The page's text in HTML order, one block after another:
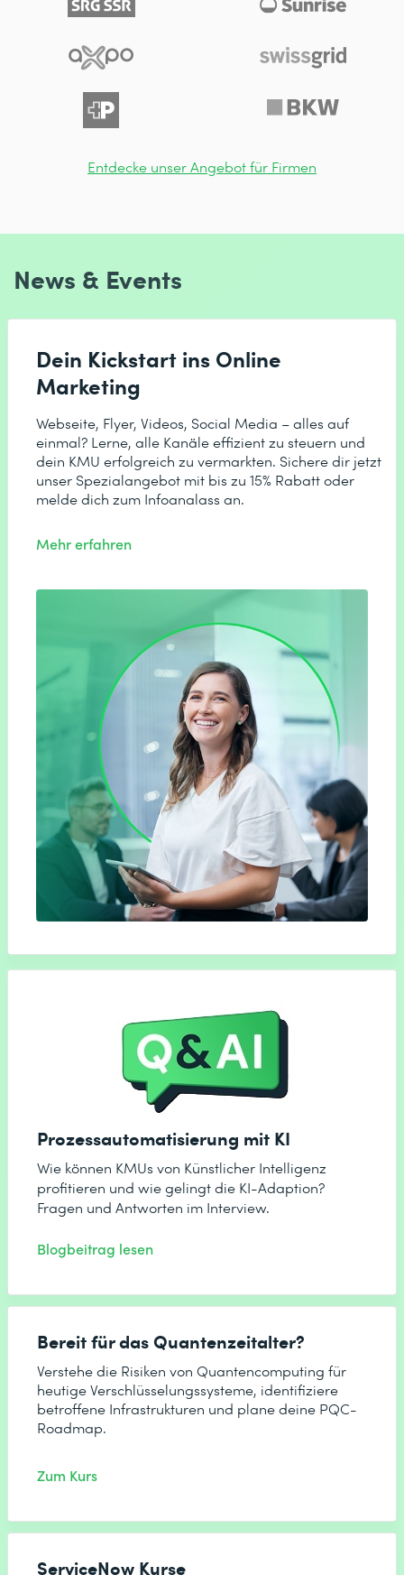
Entdecke unser Angebot für Firmen
News & Events
Dein Kickstart ins Online
Marketing
Webseite, Flyer, Videos, Social Media – alles auf
einmal? Lerne, alle Kanäle effizient zu steuern und
dein KMU erfolgreich zu vermarkten. Sichere dir jetzt
unser Spezialangebot mit bis zu 15% Rabatt oder
melde dich zum Infoanalass an.
Mehr erfahren
Prozessautomatisierung mit KI
Wie können KMUs von Künstlicher Intelligenz
profitieren und wie gelingt die KI-Adaption?
Fragen und Antworten im Interview.
Blogbeitrag lesen
Bereit für das Quantenzeitalter?
Verstehe die Risiken von Quantencomputing für
heutige Verschlüsselungssysteme, identifiziere
betroffene Infrastrukturen und plane deine PQC-
Roadmap.
Zum Kurs
ServiceNow Kurse